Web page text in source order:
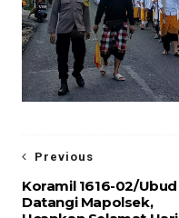
Previous
Koramil 1616-02/Ubud
Datangi Mapolsek,